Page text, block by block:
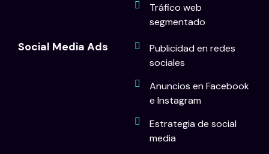
Tráfico web
segmentado
Social Media Ads
Publicidad en redes
sociales
Anuncios en Facebook
e Instagram
Estrategia de social
media